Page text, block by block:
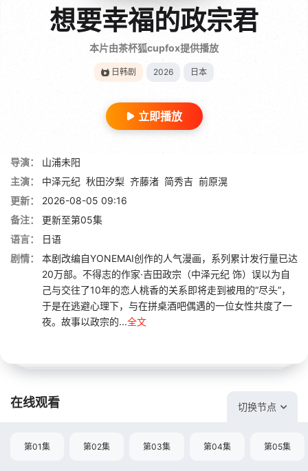
想要幸福的政宗君
本片由茶杯狐cupfox提供播放
日韩剧 2026 日本
立即播放
导演：
山浦未阳
主演：
中泽元纪 秋田汐梨 齐藤渚 简秀吉 前原滉
更新：
2026-08-05 09:16
备注：
更新至第05集
语言：
日语
剧情：
本剧改编自YONEMAI创作的人气漫画，系列累计发行量已达
20万部。不得志的作家·吉田政宗（中泽元纪 饰）误以为自
己与交往了10年的恋人桃香的关系即将走到被甩的“尽头”，
于是在逃避心理下，与在拼桌酒吧偶遇的一位女性共度了一
夜。故事以政宗的...全文
在线观看 切换节点
第01集 第02集 第03集 第04集 第05集